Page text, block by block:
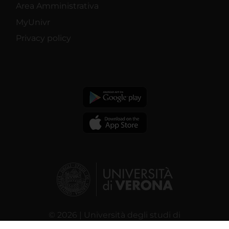
Area Amministrativa
MyUnivr
Privacy policy
© 2026 | Università degli studi di